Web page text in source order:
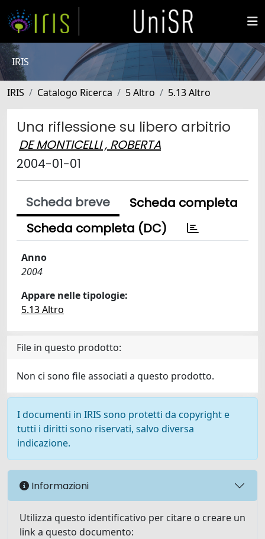
IRIS
IRIS Catalogo Ricerca 5 Altro 5.13 Altro
Una riflessione su libero arbitrio
DE MONTICELLI , ROBERTA
2004-01-01
Scheda breve
Scheda completa
Scheda completa (DC)
Anno
2004
Appare nelle tipologie:
5.13 Altro
File in questo prodotto:
Non ci sono file associati a questo prodotto.
I documenti in IRIS sono protetti da copyright e
tutti i diritti sono riservati, salvo diversa
indicazione.
Informazioni
Utilizza questo identificativo per citare o creare un
link a questo documento: